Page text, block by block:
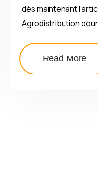
dès maintenant
Agrodistribution
Read More